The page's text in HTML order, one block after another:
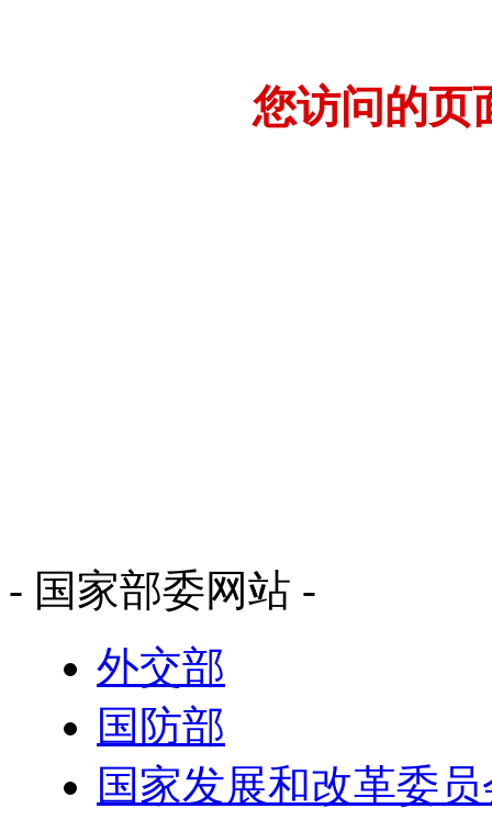
您访问的页
- 国家部委网站 -
外交部
国防部
国家发展和改革委